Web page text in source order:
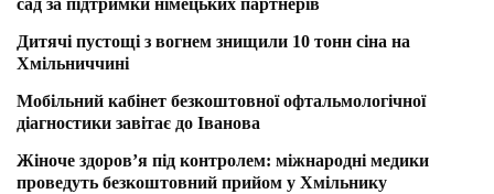
сад за підтримки німецьких партнерів
Дитячі пустощі з вогнем знищили 10 тонн сіна на
Хмільниччині
Мобільний кабінет безкоштовної офтальмологічної
діагностики завітає до Іванова
Жіноче здоров’я під контролем: міжнародні медики
проведуть безкоштовний прийом у Хмільнику